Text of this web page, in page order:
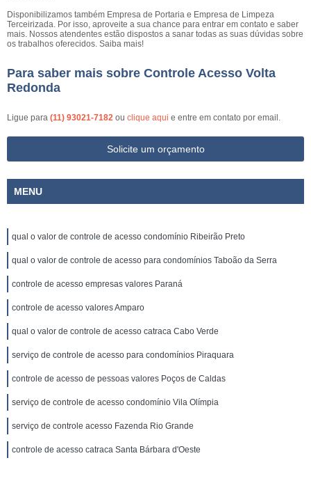
Disponibilizamos também Empresa de Portaria e Empresa de Limpeza
Terceirizada. Por isso, aproveite a sua chance para entrar em contato e saber
mais. Nossos atendentes estão dispostos a sanar todas as suas dúvidas sobre
os trabalhos oferecidos. Saiba mais!
Para saber mais sobre Controle Acesso Volta
Redonda
Ligue para (11) 93021-7182 ou clique aqui e entre em contato por email.
Solicite um orçamento
MENU
qual o valor de controle de acesso condomínio Ribeirão Preto
qual o valor de controle de acesso para condomínios Taboão da Serra
controle de acesso empresas valores Paraná
controle de acesso valores Amparo
qual o valor de controle de acesso catraca Cabo Verde
serviço de controle de acesso para condomínios Piraquara
controle de acesso de pessoas valores Poços de Caldas
serviço de controle de acesso condomínio Vila Olímpia
serviço de controle acesso Fazenda Rio Grande
controle de acesso catraca Santa Bárbara d'Oeste